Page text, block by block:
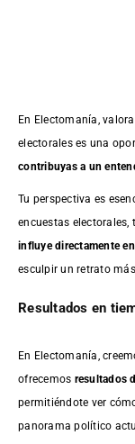
En Electomanía,
electorales es una
contribuyas a un
Tu perspectiva es
encuestas
influye directamente
esculpir un retrato
Resultados en
En Electomanía,
ofrecemos resultados
permitiéndote ver
panorama político